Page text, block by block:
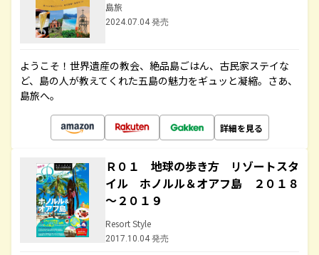
島旅
2024.07.04 発売
ようこそ！世界遺産の教会、絶品島ごはん、古民家ステイな
ど、島の人が教えてくれた五島の魅力をギュッと凝縮。さあ、
島旅へ。
詳細を見る
Ｒ０１ 地球の歩き方 リゾートスタ
イル ホノルル＆オアフ島 ２０１８
～２０１９
Resort Style
2017.10.04 発売